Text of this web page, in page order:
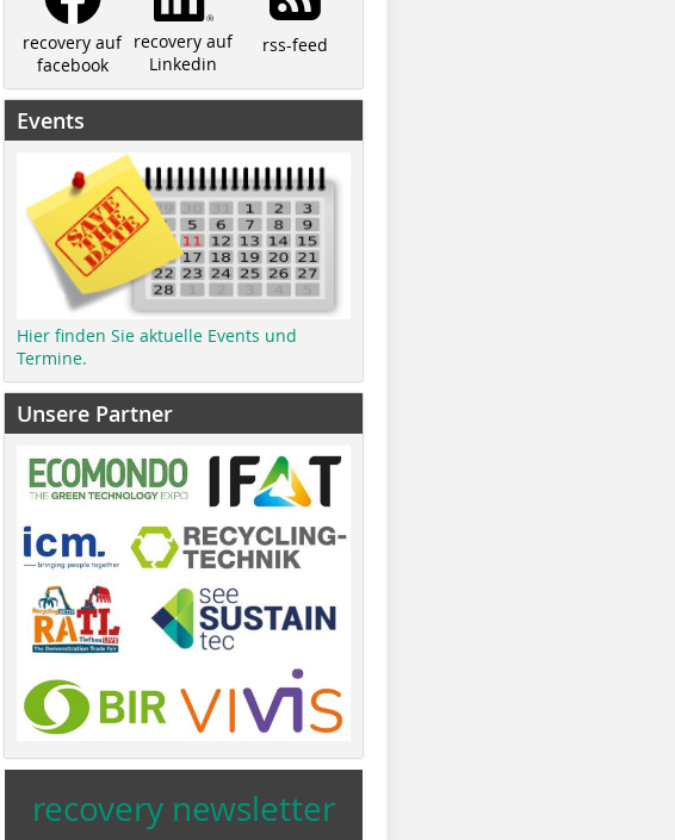
recovery auf
facebook
recovery auf
Linkedin
rss-feed
Events
Hier finden Sie aktuelle Events und
Termine.
Unsere Partner
recovery newsletter